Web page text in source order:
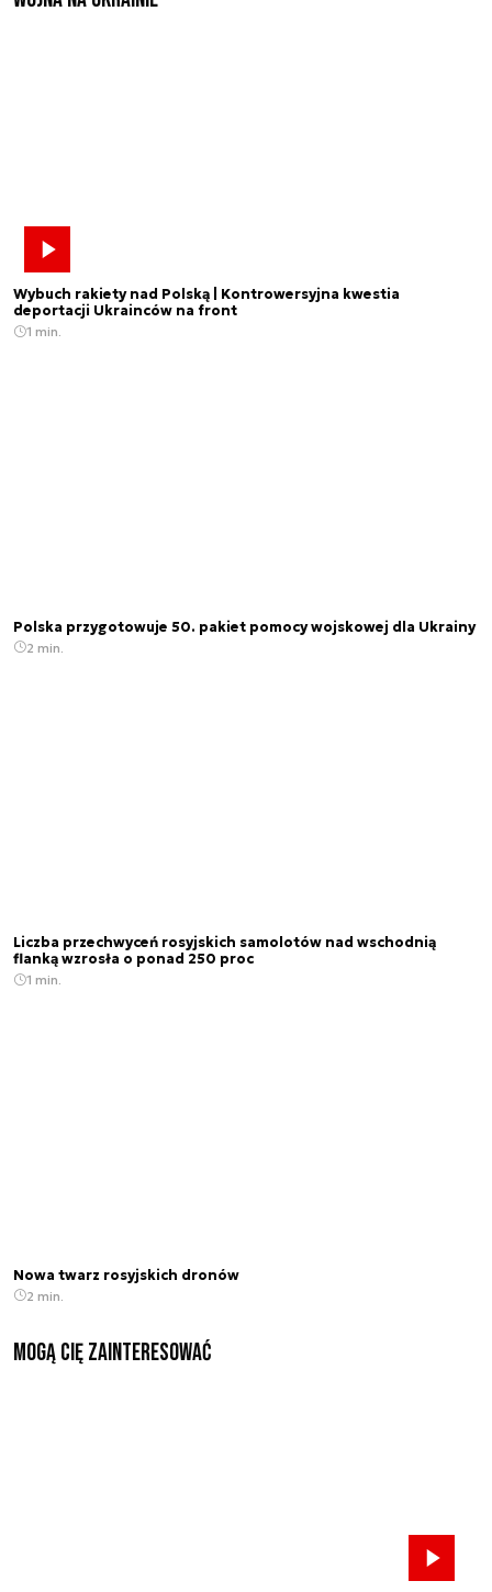
Wybuch rakiety nad Polską | Kontrowersyjna kwestia
deportacji Ukrainców na front
1 min.
Polska przygotowuje 50. pakiet pomocy wojskowej dla Ukrainy
2 min.
Liczba przechwyceń rosyjskich samolotów nad wschodnią
flanką wzrosła o ponad 250 proc
1 min.
Nowa twarz rosyjskich dronów
2 min.
Mogą Cię zainteresować